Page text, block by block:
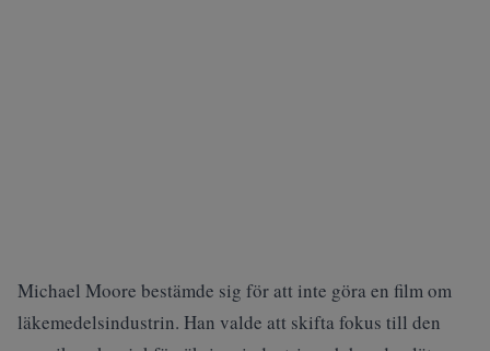
Michael Moore bestämde sig för att inte göra en film om
läkemedelsindustrin. Han valde att skifta fokus till den